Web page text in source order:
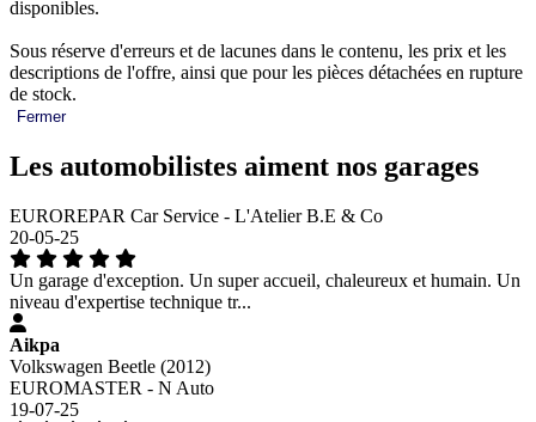
disponibles.
Sous réserve d'erreurs et de lacunes dans le contenu, les prix et les
descriptions de l'offre, ainsi que pour les pièces détachées en rupture
de stock.
Fermer
Les automobilistes aiment nos garages
EUROREPAR Car Service - L'Atelier B.E & Co
20-05-25
Un garage d'exception. Un super accueil, chaleureux et humain. Un
niveau d'expertise technique tr...
Aikpa
Volkswagen Beetle (2012)
EUROMASTER - N Auto
19-07-25